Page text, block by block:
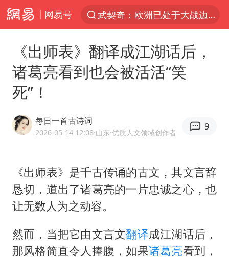
网易号
新能源汽车产业链提速
APEC峰会倒计时100天
女孩每天“拼豆”拼坏眼睛
“还不如不放假”
辽宁28名务农人员中暑死亡？官方辟谣
7月CPI同比上涨0.5% 经济内生增长动力持续增强
《出师表》翻译成江湖话后，
诸葛亮看到也会被活活“笑
死”！
每日一首古诗词
2026-05-14 12:08·山东·优质人文领域创作者
9
《出师表》是千古传诵的古文，其文言辞
恳切，道出了诸葛亮的一片忠诚之心，也
让无数人为之动容。
然而，当把它由文言文翻译成江湖话后，
那风格简直令人捧腹，如果诸葛亮看到，